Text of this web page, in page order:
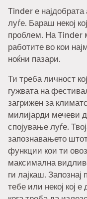
Tinder е
луѓе. Бараш некој
проблем. На Tinder
работите во кои
ноќни пазари.
Ти треба личност
гужвата на
загрижен за
милијарди мечеви
спојување луѓе.
запознавањето
функции кои ти
максимална
ги лајкаш. Запознај
тебе или некој кој